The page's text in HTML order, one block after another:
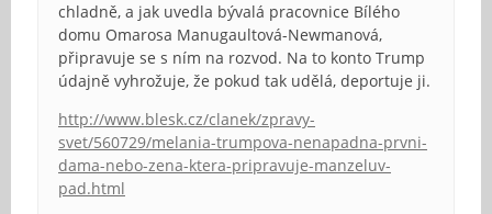
chladně, a jak uvedla bývalá pracovnice Bílého
domu Omarosa Manugaultová-Newmanová,
připravuje se s ním na rozvod. Na to konto Trump
údajně vyhrožuje, že pokud tak udělá, deportuje ji.
http://www.blesk.cz/clanek/zpravy-
svet/560729/melania-trumpova-nenapadna-prvni-
dama-nebo-zena-ktera-pripravuje-manzeluv-
pad.html